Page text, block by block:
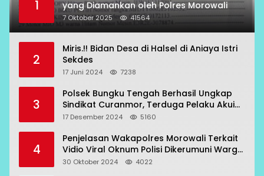
1
yang Diamankan oleh Polres Morowali
7 Oktober 2025 41564
2
Miris.!! Bidan Desa di Halsel di Aniaya Istri
Sekdes
17 Juni 2024 7238
3
Polsek Bungku Tengah Berhasil Ungkap
Sindikat Curanmor, Terduga Pelaku Akui
Beraksi di 7 Lokasi
17 Desember 2024 5160
4
Penjelasan Wakapolres Morowali Terkait
Vidio Viral Oknum Polisi Dikerumuni Warga
Bahodopi
30 Oktober 2024 4022